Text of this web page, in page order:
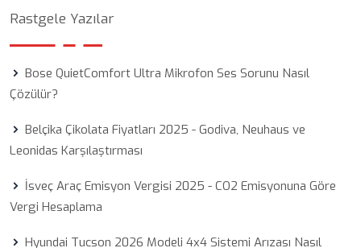
Rastgele Yazılar
Bose QuietComfort Ultra Mikrofon Ses Sorunu Nasıl
Çözülür?
Belçika Çikolata Fiyatları 2025 - Godiva, Neuhaus ve
Leonidas Karşılaştırması
İsveç Araç Emisyon Vergisi 2025 - CO2 Emisyonuna Göre
Vergi Hesaplama
Hyundai Tucson 2026 Modeli 4x4 Sistemi Arızası Nasıl